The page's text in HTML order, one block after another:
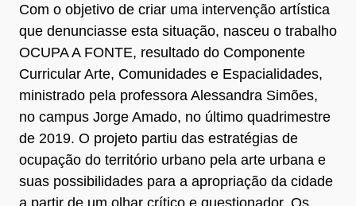
Com o objetivo de criar uma intervenção artística
que denunciasse esta situação, nasceu o trabalho
OCUPA A FONTE, resultado do Componente
Curricular Arte, Comunidades e Espacialidades,
ministrado pela professora Alessandra Simões,
no campus Jorge Amado, no último quadrimestre
de 2019. O projeto partiu das estratégias de
ocupação do território urbano pela arte urbana e
suas possibilidades para a apropriação da cidade
a partir de um olhar crítico e questionador. Os